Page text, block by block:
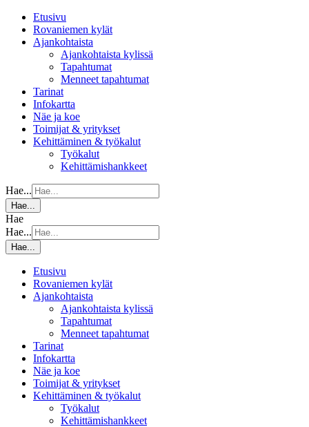
Etusivu
Rovaniemen kylät
Ajankohtaista
Ajankohtaista kylissä
Tapahtumat
Menneet tapahtumat
Tarinat
Infokartta
Näe ja koe
Toimijat & yritykset
Kehittäminen & työkalut
Työkalut
Kehittämishankkeet
Hae...
Hae...
Hae
Hae...
Hae...
Etusivu
Rovaniemen kylät
Ajankohtaista
Ajankohtaista kylissä
Tapahtumat
Menneet tapahtumat
Tarinat
Infokartta
Näe ja koe
Toimijat & yritykset
Kehittäminen & työkalut
Työkalut
Kehittämishankkeet